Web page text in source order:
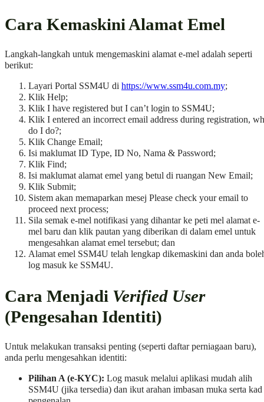
Cara Kemaskini Alamat Emel
Langkah-langkah untuk mengemaskini alamat e-mel adalah seperti
berikut:
Layari Portal SSM4U di https://www.ssm4u.com.my;
Klik Help;
Klik I have registered but I can’t login to SSM4U;
Klik I entered an incorrect email address during registration,
do I do?;
Klik Change Email;
Isi maklumat ID Type, ID No, Nama & Password;
Klik Find;
Isi maklumat alamat emel yang betul di ruangan New Email;
Klik Submit;
Sistem akan memaparkan mesej Please check your email to
proceed next process;
Sila semak e-mel notifikasi yang dihantar ke peti mel alamat e-
mel baru dan klik pautan yang diberikan di dalam emel untuk
mengesahkan alamat emel tersebut; dan
Alamat emel SSM4U telah lengkap dikemaskini dan anda
log masuk ke SSM4U.
Cara Menjadi Verified User
(Pengesahan Identiti)
Untuk melakukan transaksi penting (seperti daftar perniagaan baru),
anda perlu mengesahkan identiti:
Pilihan A (e-KYC): Log masuk melalui aplikasi mudah alih
SSM4U (jika tersedia) dan ikut arahan imbasan muka serta kad